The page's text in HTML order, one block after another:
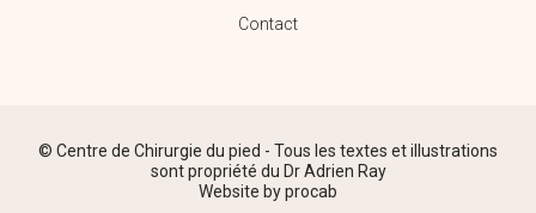
Contact
© Centre de Chirurgie du pied - Tous les textes et illustrations
sont propriété du Dr Adrien Ray
Website byprocab